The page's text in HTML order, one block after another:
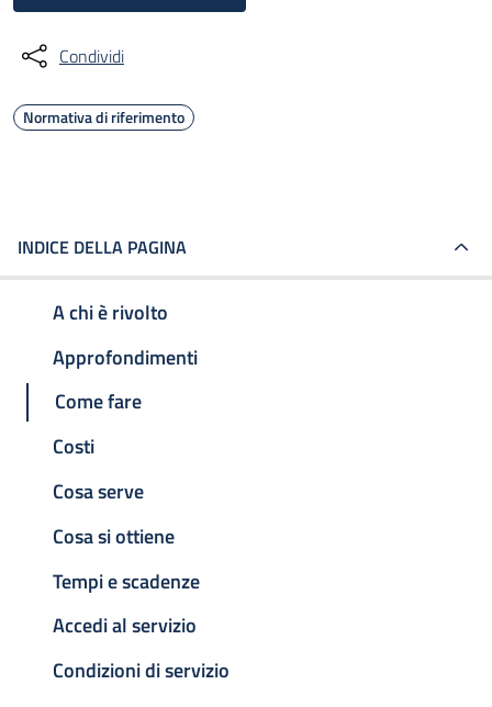
Condividi
Normativa di riferimento
INDICE DELLA PAGINA
A chi è rivolto
Approfondimenti
Come fare
Costi
Cosa serve
Cosa si ottiene
Tempi e scadenze
Accedi al servizio
Condizioni di servizio